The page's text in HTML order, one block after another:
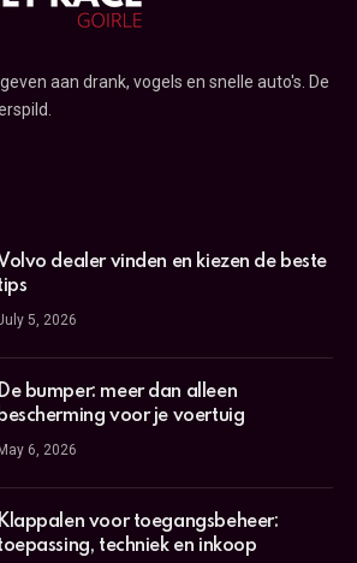
aan drank, vogels en snelle auto's. De
dealer vinden en kiezen de beste
5, 2026
De bumper: meer dan alleen
voor je voertuig
May 6, 2026
Klappalen voor toegangsbeheer:
techniek en inkoop